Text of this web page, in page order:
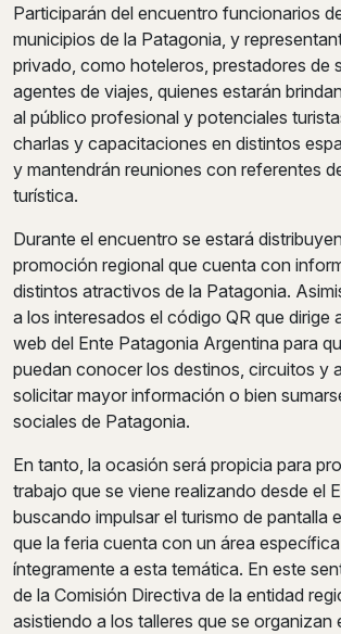
Participarán del encuentro funcionarios
municipios de la Patagonia, y
privado, como hoteleros, prestadores de
agentes de viajes, quienes estarán
al público profesional y potenciales
charlas y capacitaciones en distintos
y mantendrán reuniones con referentes
turística.
Durante el encuentro se estará
promoción regional que cuenta con
distintos atractivos de la Patagonia.
a los interesados el código QR que dirige
web del Ente Patagonia Argentina para
puedan conocer los destinos, circuitos y
solicitar mayor información o bien
sociales de Patagonia.
En tanto, la ocasión será propicia para
trabajo que se viene realizando desde el
buscando impulsar el turismo de pantalla
que la feria cuenta con un área
íntegramente a esta temática. En este
de la Comisión Directiva de la entidad
asistiendo a los talleres que se organizan